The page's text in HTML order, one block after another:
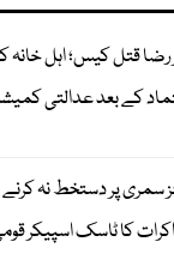
رضا قتل کیس؛ اہل خانہ
کے بعد عدالتی
سمری پر دستخط نہ
کا ٹاسک اسپیکر